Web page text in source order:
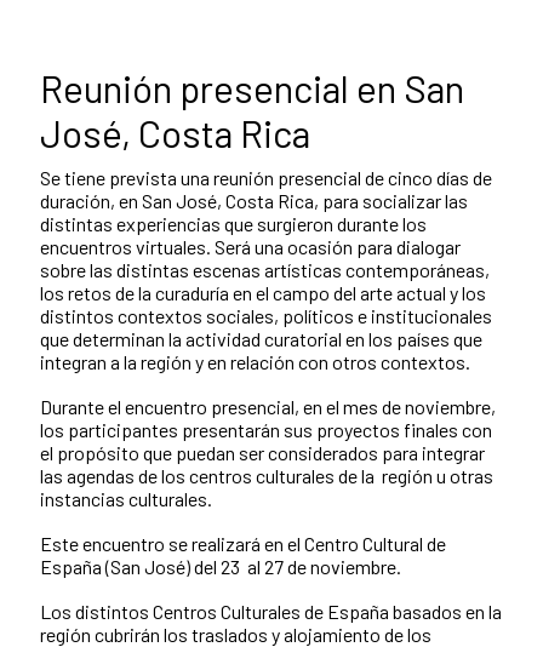
Reunión presencial en San
José, Costa Rica
Se tiene prevista una reunión presencial de cinco días de
duración, en San José, Costa Rica, para socializar las
distintas experiencias que surgieron durante los
encuentros virtuales. Será una ocasión para dialogar
sobre las distintas escenas artísticas contemporáneas,
los retos de la curaduría en el campo del arte actual y los
distintos contextos sociales, políticos e institucionales
que determinan la actividad curatorial en los países que
integran a la región y en relación con otros contextos.
Durante el encuentro presencial, en el mes de noviembre,
los participantes presentarán sus proyectos finales con
el propósito que puedan ser considerados para integrar
las agendas de los centros culturales de la región u otras
instancias culturales.
Este encuentro se realizará en el Centro Cultural de
España (San José) del 23 al 27 de noviembre.
Los distintos Centros Culturales de España basados en la
región cubrirán los traslados y alojamiento de los